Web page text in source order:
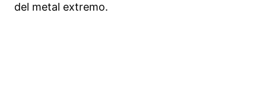
del metal extremo.